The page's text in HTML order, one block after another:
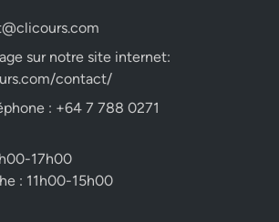
sur notre site internet:
contact/
: +64 7 788 0271
17h00
: 11h00-15h00